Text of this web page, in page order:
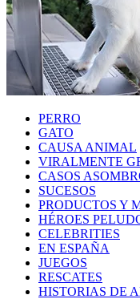
PERRO
GATO
CAUSA ANIMAL
VIRALMENTE
CASOS
SUCESOS
PRODUCTOS Y
HÉROES
CELEBRITIES
EN ESPAÑA
JUEGOS
RESCATES
HISTORIAS DE